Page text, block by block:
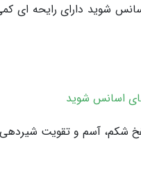
شوید دارای رایحه ای
اسانس شوید
شکم، آسم و تقویت شیردهی